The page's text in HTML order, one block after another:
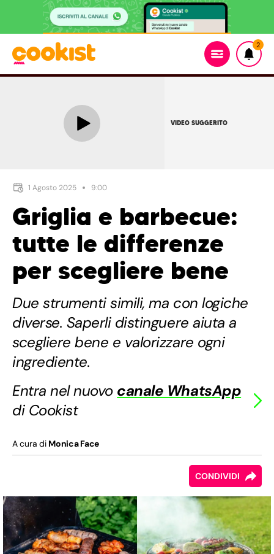
2
VIDEO SUGGERITO
1 Agosto 2025 9:00
Griglia e barbecue:
tutte le differenze
per scegliere bene
Due strumenti simili, ma con logiche
diverse. Saperli distinguere aiuta a
scegliere bene e valorizzare ogni
ingrediente.
Entra nel nuovo canale WhatsApp
di Cookist
A cura di Monica Face
CONDIVIDI